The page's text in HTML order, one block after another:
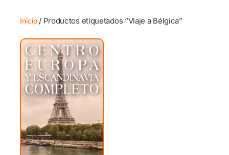
Inicio/ Productos etiquetados “Viaje a Bélgica”